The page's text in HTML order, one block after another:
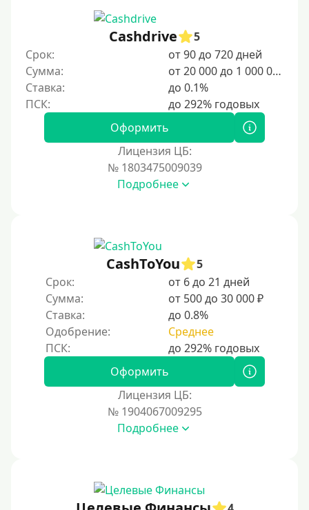
Cashdrive
5
Срок:
от 90 до 720 дней
Сумма:
от 20 000 до 1 000 000 ₽
Ставка:
до 0.1%
Оформить
Лицензия ЦБ:
№ 1803475009039
Подробнее
CashToYou
5
Срок:
от 6 до 21 дней
Сумма:
от 500 до 30 000 ₽
Ставка:
до 0.8%
Одобрение:
Среднее
Оформить
Лицензия ЦБ:
№ 1904067009295
Подробнее